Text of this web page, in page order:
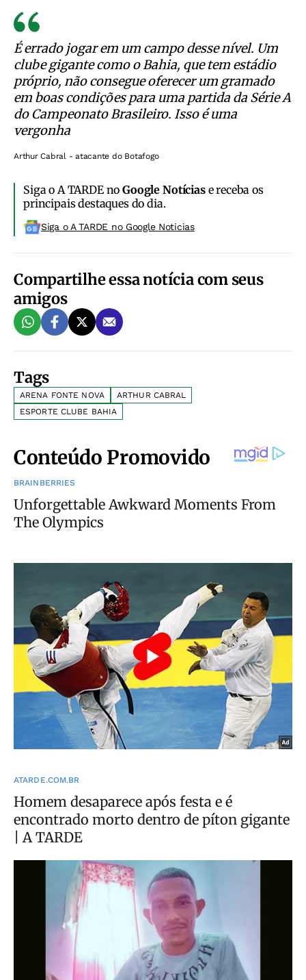
É errado jogar em um campo desse nível. Um
clube gigante como o Bahia, que tem estádio
próprio, não consegue oferecer um gramado
em boas condições para uma partida da Série A
do Campeonato Brasileiro. Isso é uma
vergonha
Arthur Cabral - atacante do Botafogo
Siga o A TARDE noGoogle Notíciase receba os
principais destaques do dia.
Siga o A TARDE no Google Noticias
Compartilhe essa notícia com seus
amigos
Tags
ARENA FONTE NOVA
ARTHUR CABRAL
ESPORTE CLUBE BAHIA